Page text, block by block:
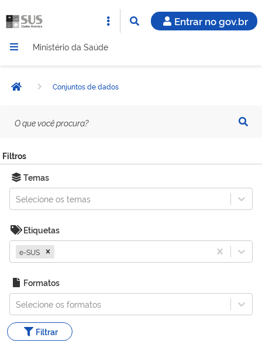
Entrar no gov.br
Ministério da Saúde
Página inicialConjuntos de dados
Filtros
Temas
Selecione os temas
Etiquetas
e-SUS
Formatos
Selecione os formatos
Filtrar